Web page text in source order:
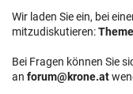
Wir laden Sie ein, bei
mitzudiskutieren:
Bei Fragen können Sie
an forum@krone.at